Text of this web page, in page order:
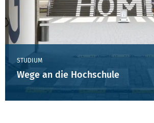
STUDIUM
Wege an die Hochschule